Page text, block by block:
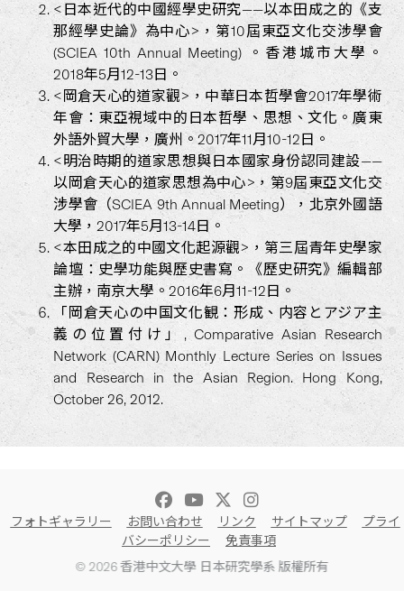
<日本近代的中國經學史研究——以本田成之的《支
那經學史論》為中心>，第10屆東亞文化交涉學會
(SCIEA 10th Annual Meeting) 。香港城市大學。
2018年5月12-13日。
<岡倉天心的道家觀>，中華日本哲學會2017年學術
年會：東亞視域中的日本哲學、思想、文化。廣東
外語外貿大學，廣州。2017年11月10-12日。
<明治時期的道家思想與日本國家身份認同建設——
以岡倉天心的道家思想為中心>，第9屆東亞文化交
涉學會（SCIEA 9th Annual Meeting），北京外國語
大學，2017年5月13-14日。
<本田成之的中國文化起源觀>，第三屆青年史學家
論壇：史學功能與歷史書寫。《歷史研究》編輯部
主辦，南京大學。2016年6月11-12日。
「岡倉天心の中国文化観：形成、内容とアジア主
義の位置付け」, Comparative Asian Research
Network (CARN) Monthly Lecture Series on Issues
and Research in the Asian Region. Hong Kong,
October 26, 2012.
フォトギャラリー お問い合わせ リンク サイトマップ
プライ
バシーポリシー
免責事項
© 2026 香港中文大學 日本研究學系 版權所有